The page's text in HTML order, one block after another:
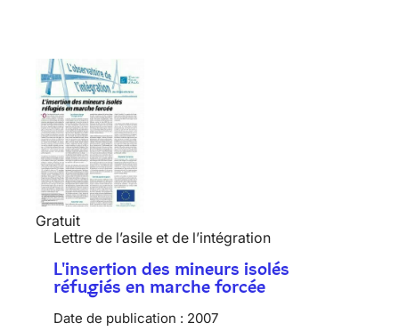
Gratuit
Lettre de l’asile et de l’intégration
L'insertion des mineurs isolés
réfugiés en marche forcée
Date de publication : 2007